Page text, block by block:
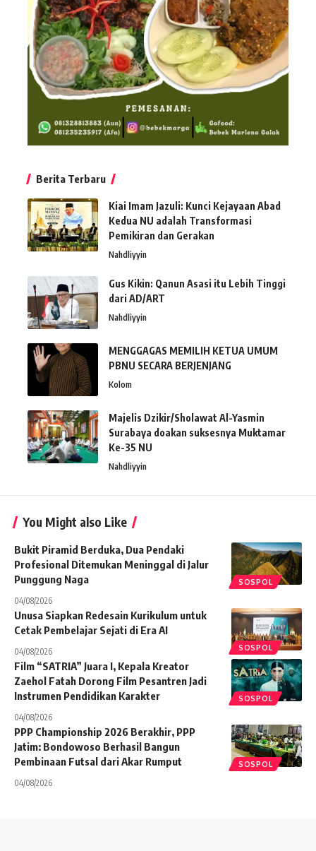
Berita Terbaru
Kiai Imam Jazuli: Kunci Kejayaan Abad
Kedua NU adalah Transformasi
Pemikiran dan Gerakan
Nahdliyyin
Gus Kikin: Qanun Asasi itu Lebih Tinggi
dari AD/ART
Nahdliyyin
MENGGAGAS MEMILIH KETUA UMUM
PBNU SECARA BERJENJANG
Kolom
Majelis Dzikir/Sholawat Al-Yasmin
Surabaya doakan suksesnya Muktamar
Ke-35 NU
Nahdliyyin
You Might also Like
SOSPOL
Bukit Piramid Berduka, Dua Pendaki
Profesional Ditemukan Meninggal di Jalur
Punggung Naga
04/08/2026
SOSPOL
Unusa Siapkan Redesain Kurikulum untuk
Cetak Pembelajar Sejati di Era AI
04/08/2026
SOSPOL
Film “SATRIA” Juara I, Kepala Kreator
Zaehol Fatah Dorong Film Pesantren Jadi
Instrumen Pendidikan Karakter
04/08/2026
SOSPOL
PPP Championship 2026 Berakhir, PPP
Jatim: Bondowoso Berhasil Bangun
Pembinaan Futsal dari Akar Rumput
04/08/2026